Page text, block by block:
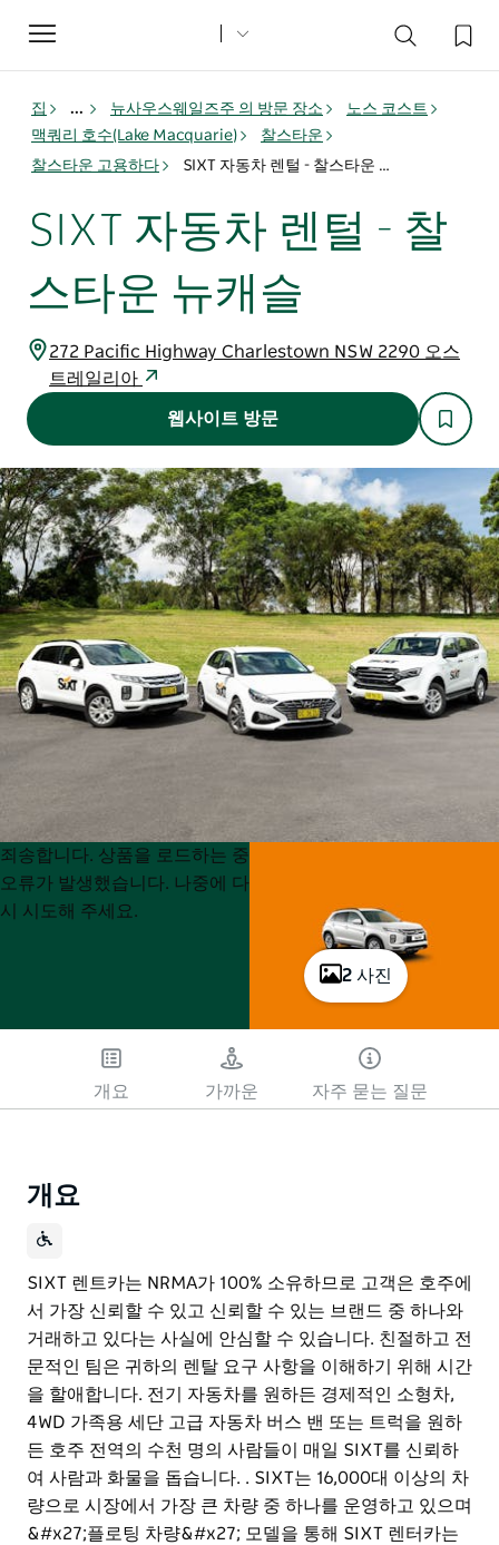
Toggle
navigation
집 ... 뉴사우스웨일즈주 의 방문 장소
노스 코스트
맥쿼리 호수(Lake Macquarie)
찰스타운
찰스타운 고용하다
SIXT 자동차 렌털 - 찰스타운 뉴캐슬
SIXT 자동차 렌털 - 찰
스타운 뉴캐슬
272 Pacific Highway Charlestown NSW 2290 오스
트레일리아
웹사이트 방문
2 사진
Product
List
Product
List
죄송합니다. 상품을 로드하는 중
오류가 발생했습니다. 나중에 다
시 시도해 주세요.
개요 가까운 자주 묻는 질문
개요
SIXT 렌트카는 NRMA가 100% 소유하므로 고객은 호주에
서 가장 신뢰할 수 있고 신뢰할 수 있는 브랜드 중 하나와
거래하고 있다는 사실에 안심할 수 있습니다. 친절하고 전
문적인 팀은 귀하의 렌탈 요구 사항을 이해하기 위해 시간
을 할애합니다. 전기 자동차를 원하든 경제적인 소형차,
4WD 가족용 세단 고급 자동차 버스 밴 또는 트럭을 원하
든 호주 전역의 수천 명의 사람들이 매일 SIXT를 신뢰하
여 사람과 화물을 돕습니다. . SIXT는 16,000대 이상의 차
량으로 시장에서 가장 큰 차량 중 하나를 운영하고 있으며
&#x27;플로팅 차량&#x27; 모델을 통해 SIXT 렌터카는